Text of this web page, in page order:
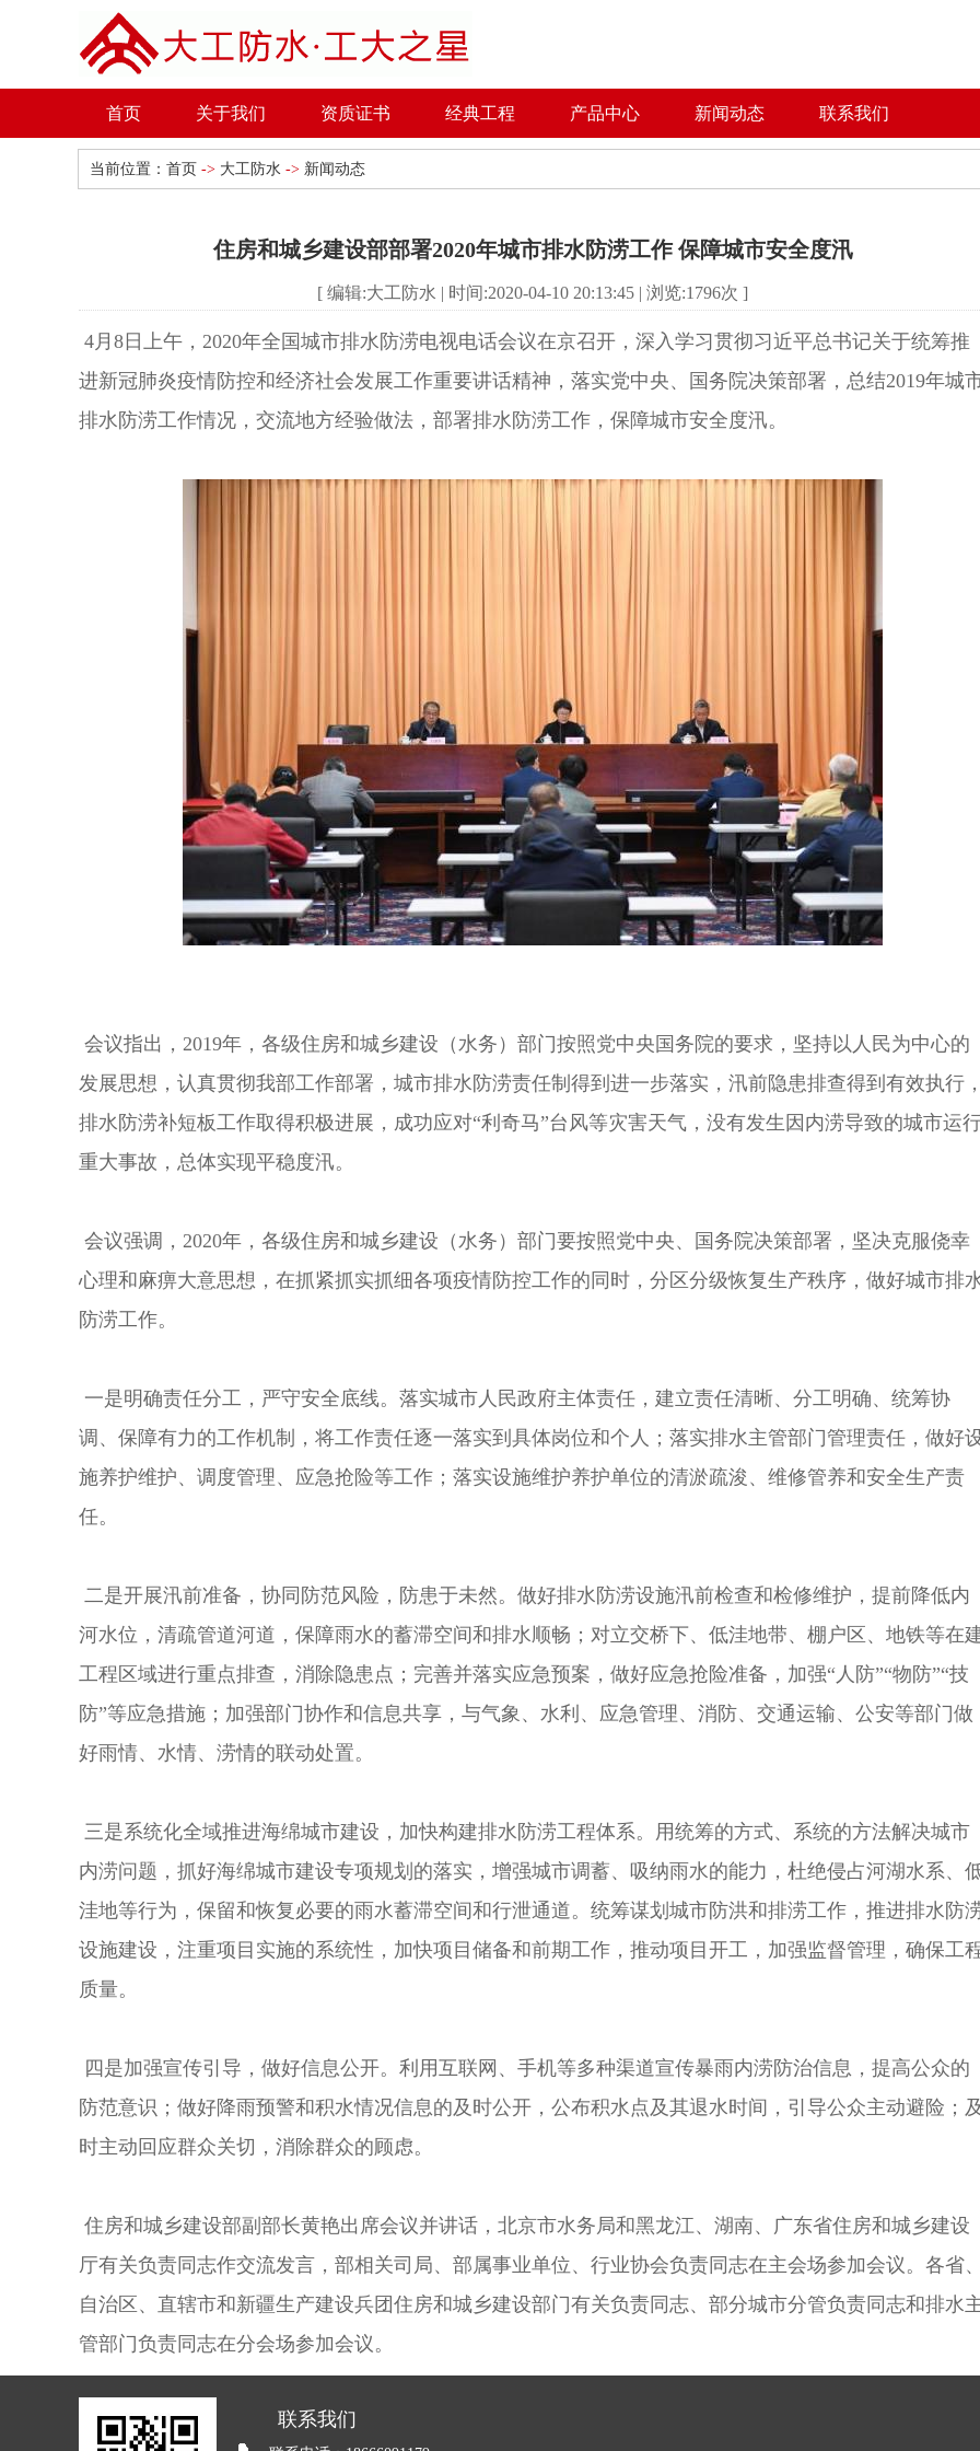
首页 关于我们 资质证书 经典工程 产品中心 新闻动态 联系我们
当前位置： 首页 -> 大工防水 -> 新闻动态
住房和城乡建设部部署2020年城市排水防涝工作 保障城市安全度汛
[ 编辑:大工防水 | 时间:2020-04-10 20:13:45 | 浏览:1796次 ]
4月8日上午，2020年全国城市排水防涝电视电话会议在京召开，深入学习贯彻习近平总书记关于统筹推
进新冠肺炎疫情防控和经济社会发展工作重要讲话精神，落实党中央、国务院决策部署，总结2019年城
排水防涝工作情况，交流地方经验做法，部署排水防涝工作，保障城市安全度汛。
会议指出，2019年，各级住房和城乡建设（水务）部门按照党中央国务院的要求，坚持以人民为中心的
发展思想，认真贯彻我部工作部署，城市排水防涝责任制得到进一步落实，汛前隐患排查得到有效执行，
排水防涝补短板工作取得积极进展，成功应对“利奇马”台风等灾害天气，没有发生因内涝导致的城市运
重大事故，总体实现平稳度汛。
会议强调，2020年，各级住房和城乡建设（水务）部门要按照党中央、国务院决策部署，坚决克服侥幸
心理和麻痹大意思想，在抓紧抓实抓细各项疫情防控工作的同时，分区分级恢复生产秩序，做好城市排
防涝工作。
一是明确责任分工，严守安全底线。落实城市人民政府主体责任，建立责任清晰、分工明确、统筹协
调、保障有力的工作机制，将工作责任逐一落实到具体岗位和个人；落实排水主管部门管理责任，做好
施养护维护、调度管理、应急抢险等工作；落实设施维护养护单位的清淤疏浚、维修管养和安全生产责
任。
二是开展汛前准备，协同防范风险，防患于未然。做好排水防涝设施汛前检查和检修维护，提前降低内
河水位，清疏管道河道，保障雨水的蓄滞空间和排水顺畅；对立交桥下、低洼地带、棚户区、地铁等在
工程区域进行重点排查，消除隐患点；完善并落实应急预案，做好应急抢险准备，加强“人防”“物防”“技
防”等应急措施；加强部门协作和信息共享，与气象、水利、应急管理、消防、交通运输、公安等部门做
好雨情、水情、涝情的联动处置。
三是系统化全域推进海绵城市建设，加快构建排水防涝工程体系。用统筹的方式、系统的方法解决城市
内涝问题，抓好海绵城市建设专项规划的落实，增强城市调蓄、吸纳雨水的能力，杜绝侵占河湖水系、
洼地等行为，保留和恢复必要的雨水蓄滞空间和行泄通道。统筹谋划城市防洪和排涝工作，推进排水防
设施建设，注重项目实施的系统性，加快项目储备和前期工作，推动项目开工，加强监督管理，确保工
质量。
四是加强宣传引导，做好信息公开。利用互联网、手机等多种渠道宣传暴雨内涝防治信息，提高公众的
防范意识；做好降雨预警和积水情况信息的及时公开，公布积水点及其退水时间，引导公众主动避险；及
时主动回应群众关切，消除群众的顾虑。
住房和城乡建设部副部长黄艳出席会议并讲话，北京市水务局和黑龙江、湖南、广东省住房和城乡建设
厅有关负责同志作交流发言，部相关司局、部属事业单位、行业协会负责同志在主会场参加会议。各省、
自治区、直辖市和新疆生产建设兵团住房和城乡建设部门有关负责同志、部分城市分管负责同志和排水
管部门负责同志在分会场参加会议。
联系我们